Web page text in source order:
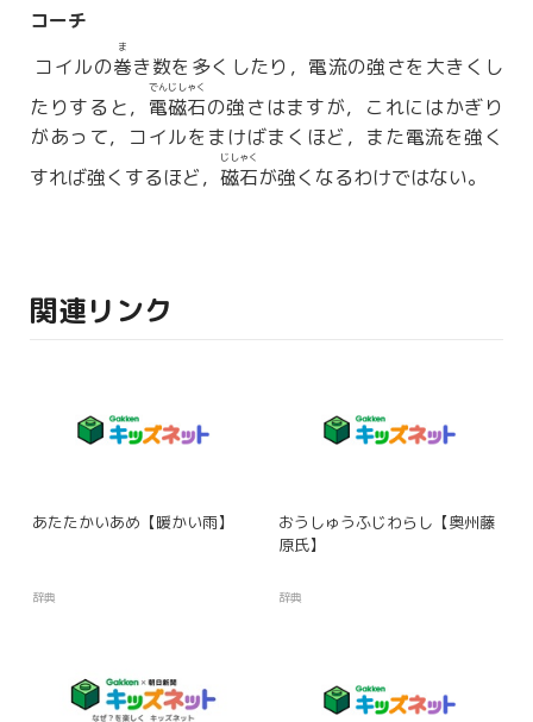
コーチ
コイルの巻
ま
き数を多くしたり，電流の強さを大きくし
たりすると， 電磁石
でんじしゃく
の強さはますが，これにはかぎり
があって，コイルをまけばまくほど，また電流を強く
すれば強くするほど， 磁石
じしゃく
が強くなるわけではない。
関連リンク
あたたかいあめ【暖かい雨】
辞典
おうしゅうふじわらし【奥州藤
原氏】
辞典